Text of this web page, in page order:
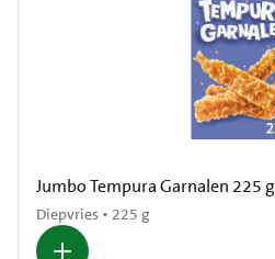
Jumbo Tempura Garnalen 225 g
Diepvries • 225 g